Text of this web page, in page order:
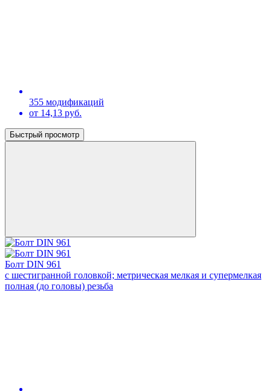
355 модификаций
от 14,13 руб.
Быстрый просмотр
Болт DIN 961
с шестигранной головкой; метрическая мелкая и супермелкая
полная (до головы) резьба